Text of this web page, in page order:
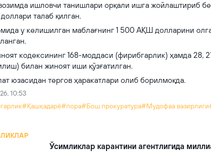
ишловчи танишлари орқали ишга жойлаштириб
талаб қилган.
у келишилган маблағнинг 1 500 АҚШ долларини
кодексининг 168-моддаси (фирибгарлик) ҳамда 28,
билан жиноят иши қўзғатилган.
юзасидан тергов ҳаракатлари олиб борилмоқда.
10:53
#Қашқадарё#пора#Бош прокуратура#Мудофаа вазирлиги
Ўсимликлар карантини агентлигида